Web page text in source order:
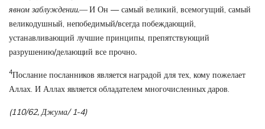
явном заблуждении.—И Он — самый великий, всемогущий, самый
великодушный, непобедимый/всегда побеждающий,
устанавливающий лучшие принципы, препятствующий
разрушению/делающий все прочно.
4Послание посланников является наградой для тех, кому пожелает
Аллах. И Аллах является обладателем многочисленных даров.
(110/62, Джума/ 1-4)